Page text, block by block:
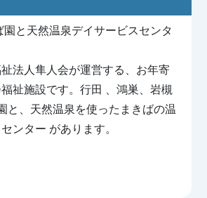
園と天然温泉デイサービスセンタ
法人隼人会が運営する、お年寄
祉施設です。行田 、鴻巣、岩槻
と、天然温泉を使ったまきばの温
ンター があります。